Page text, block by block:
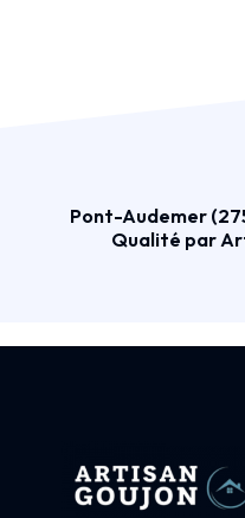
Pont-Audemer
Qualité par